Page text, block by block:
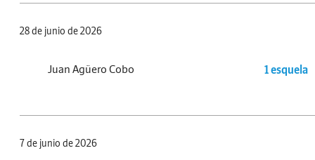
28 de junio de 2026
Juan Agüero Cobo 1 esquela
7 de junio de 2026